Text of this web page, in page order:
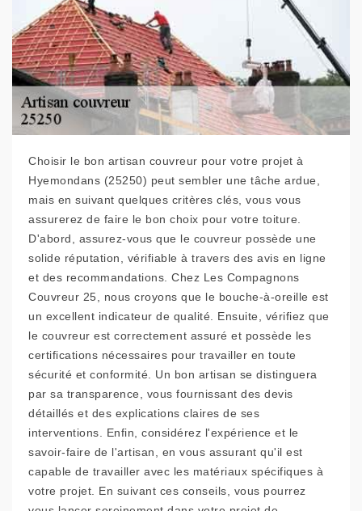
Choisir le bon artisan couvreur pour votre projet à
Hyemondans (25250) peut sembler une tâche ardue,
mais en suivant quelques critères clés, vous vous
assurerez de faire le bon choix pour votre toiture.
D'abord, assurez-vous que le couvreur possède une
solide réputation, vérifiable à travers des avis en ligne
et des recommandations. Chez Les Compagnons
Couvreur 25, nous croyons que le bouche-à-oreille est
un excellent indicateur de qualité. Ensuite, vérifiez que
le couvreur est correctement assuré et possède les
certifications nécessaires pour travailler en toute
sécurité et conformité. Un bon artisan se distinguera
par sa transparence, vous fournissant des devis
détaillés et des explications claires de ses
interventions. Enfin, considérez l'expérience et le
savoir-faire de l'artisan, en vous assurant qu'il est
capable de travailler avec les matériaux spécifiques à
votre projet. En suivant ces conseils, vous pourrez